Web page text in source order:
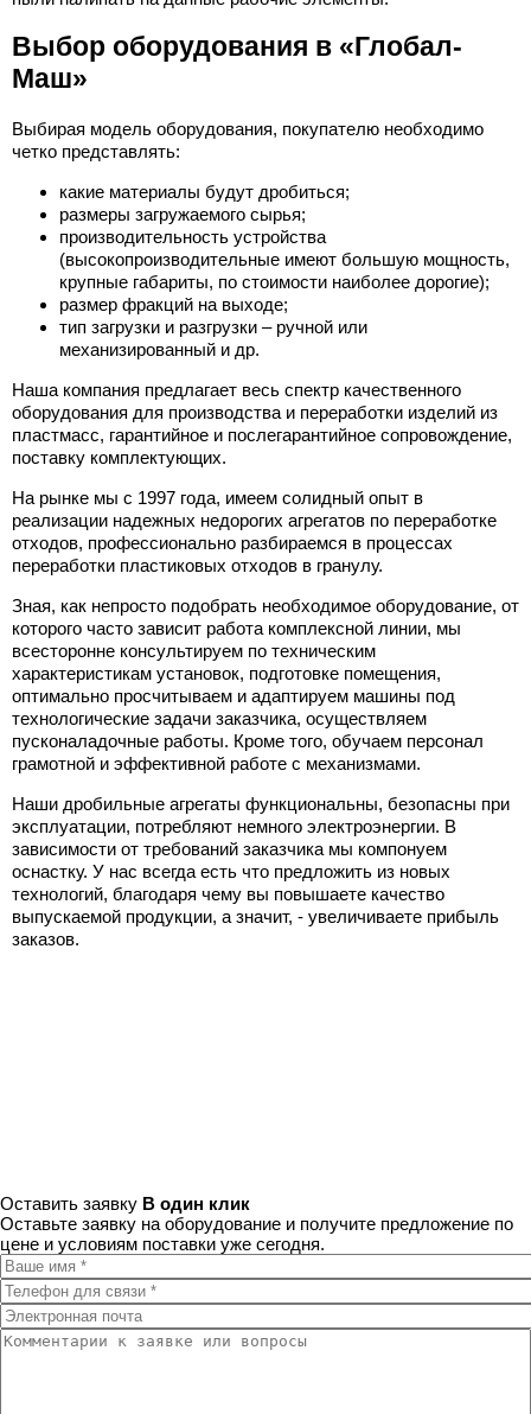
Выбор оборудования в «Глобал-
Маш»
Выбирая модель оборудования, покупателю необходимо
четко представлять:
какие материалы будут дробиться;
размеры загружаемого сырья;
производительность устройства
(высокопроизводительные имеют большую мощность,
крупные габариты, по стоимости наиболее дорогие);
размер фракций на выходе;
тип загрузки и разгрузки – ручной или
механизированный и др.
Наша компания предлагает весь спектр качественного
оборудования для производства и переработки изделий из
пластмасс, гарантийное и послегарантийное сопровождение,
поставку комплектующих.
На рынке мы с 1997 года, имеем солидный опыт в
реализации надежных недорогих агрегатов по переработке
отходов, профессионально разбираемся в процессах
переработки пластиковых отходов в гранулу.
Зная, как непросто подобрать необходимое оборудование, от
которого часто зависит работа комплексной линии, мы
всесторонне консультируем по техническим
характеристикам установок, подготовке помещения,
оптимально просчитываем и адаптируем машины под
технологические задачи заказчика, осуществляем
пусконаладочные работы. Кроме того, обучаем персонал
грамотной и эффективной работе с механизмами.
Наши дробильные агрегаты функциональны, безопасны при
эксплуатации, потребляют немного электроэнергии. В
зависимости от требований заказчика мы компонуем
оснастку. У нас всегда есть что предложить из новых
технологий, благодаря чему вы повышаете качество
выпускаемой продукции, а значит, - увеличиваете прибыль
заказов.
Оставить заявку В один клик
Оставьте заявку на оборудование и получите предложение по
цене и условиям поставки уже сегодня.
Ваше имя*
Телефон для связи
Электронная почта
Комментарии к заявке или вопросы